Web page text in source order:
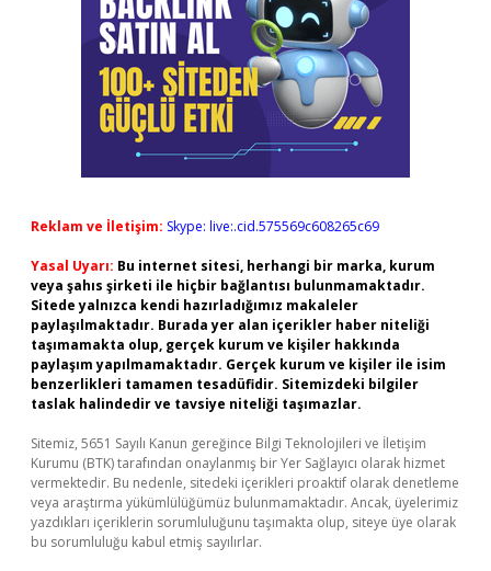
Reklam ve İletişim: Skype: live:.cid.575569c608265c69
Yasal Uyarı: Bu internet sitesi, herhangi bir marka, kurum
veya şahıs şirketi ile hiçbir bağlantısı bulunmamaktadır.
Sitede yalnızca kendi hazırladığımız makaleler
paylaşılmaktadır. Burada yer alan içerikler haber niteliği
taşımamakta olup, gerçek kurum ve kişiler hakkında
paylaşım yapılmamaktadır. Gerçek kurum ve kişiler ile isim
benzerlikleri tamamen tesadüfidir. Sitemizdeki bilgiler
taslak halindedir ve tavsiye niteliği taşımazlar.
Sitemiz, 5651 Sayılı Kanun gereğince Bilgi Teknolojileri ve İletişim
Kurumu (BTK) tarafından onaylanmış bir Yer Sağlayıcı olarak hizmet
vermektedir. Bu nedenle, sitedeki içerikleri proaktif olarak denetleme
veya araştırma yükümlülüğümüz bulunmamaktadır. Ancak, üyelerimiz
yazdıkları içeriklerin sorumluluğunu taşımakta olup, siteye üye olarak
bu sorumluluğu kabul etmiş sayılırlar.